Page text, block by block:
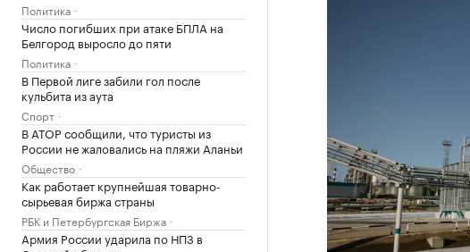
Политика
Число погибших при атаке БПЛА на
Белгород выросло до пяти
Политика
В Первой лиге забили гол после
кульбита из аута
Спорт
В АТОР сообщили, что туристы из
России не жаловались на пляжи Аланьи
Общество
Как работает крупнейшая товарно-
сырьевая биржа страны
РБК и Петербургская Биржа
Армия России ударила по НПЗ в